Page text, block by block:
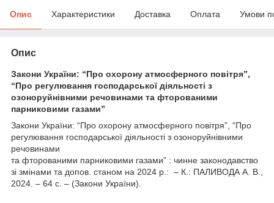
Опис Характеристики Доставка Оплата Умови
Опис
Закони України: “Про охорону атмосферного повітря”,
“Про регулювання господарської діяльності з
озоноруйнівними речовинами та фторованими
парниковими газами”
Закони України: “Про охорону атмосферного повітря”, “Про
регулювання господарської діяльності з озоноруйнівними
речовинами
та фторованими парниковими газами” : чинне законодавство
зі змінами та допов. станом на 2024 р.: – К.: ПАЛИВОДА А. В.,
2024. – 64 с. – (Закони України).